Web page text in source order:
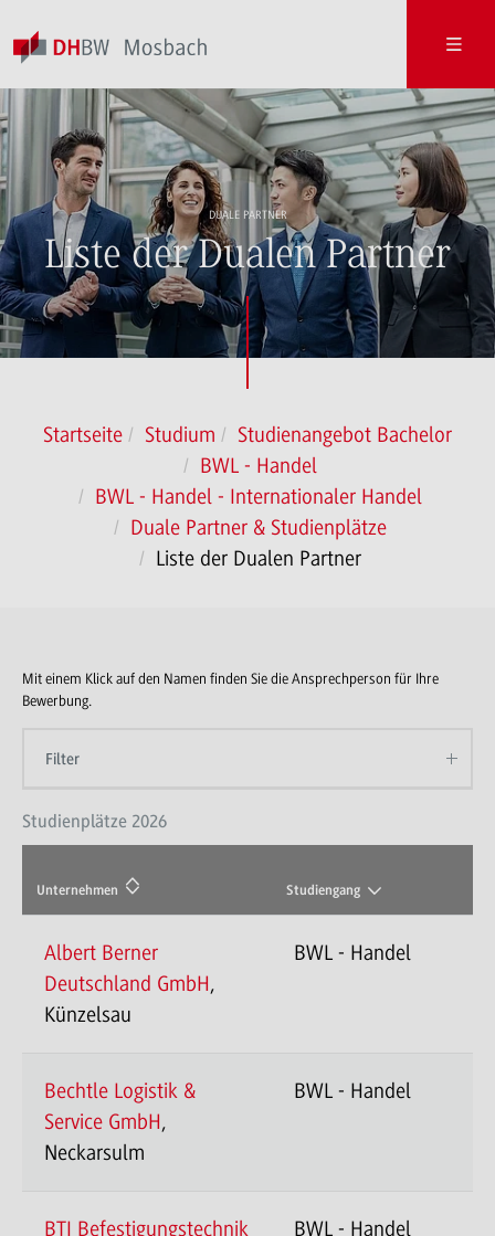
DUALE PARTNER
Liste der Dualen Partner
Startseite Studium
Studienangebot Bachelor
BWL - Handel
BWL - Handel - Internationaler Handel
Duale Partner & Studienplätze
Liste der Dualen Partner
Mit einem Klick auf den Namen finden Sie die Ansprechperson für Ihre
Bewerbung.
Filter
Studienplätze 2026
Unternehmen Studiengang
Albert Berner
Deutschland GmbH,
Künzelsau
BWL - Handel
Bechtle Logistik &
Service GmbH,
Neckarsulm
BWL - Handel
BTI Befestigungstechnik
BWL - Handel